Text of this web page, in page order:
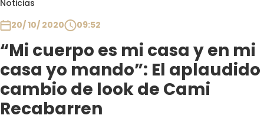
Noticias
20/ 10/ 2020
09:52
“Mi cuerpo es mi casa y en mi
casa yo mando”: El aplaudido
cambio de look de Cami
Recabarren
Club De La Comedia
Contigo en Directo
Plan Perfecto
El Tiempo
Sabingo
Todos Los Programas